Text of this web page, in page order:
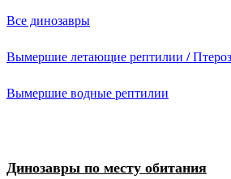
Все динозавры
Вымершие летающие рептилии /
Вымершие водные рептилии
Динозавры по месту обитания